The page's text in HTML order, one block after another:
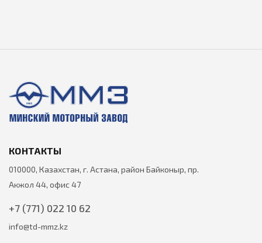
КОНТАКТЫ
010000, Казахстан, г. Астана, район Байконыр, пр.
Акжол 44, офис 47
+7 (771) 022 10 62
info@td-mmz.kz